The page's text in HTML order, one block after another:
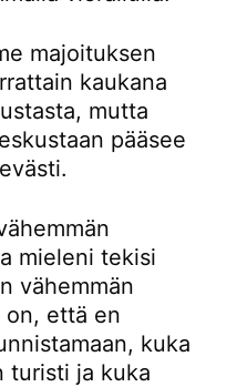
majoituksen
kaukana
mutta
pääsee
mieleni tekisi
vähemmän
että en
kuka
turisti ja kuka